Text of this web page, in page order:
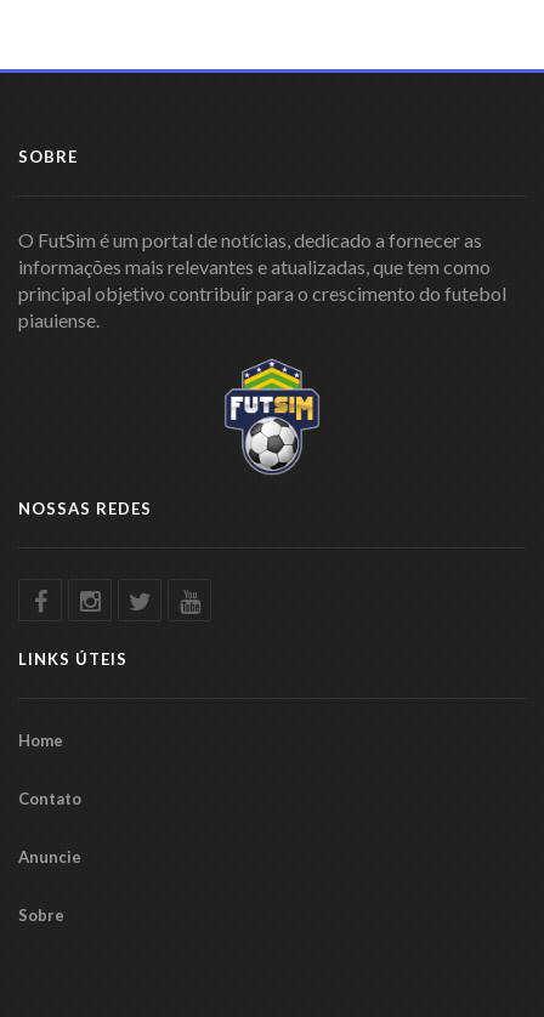
SOBRE
O FutSim é um portal de notícias, dedicado a fornecer as
informações mais relevantes e atualizadas, que tem como
principal objetivo contribuir para o crescimento do futebol
piauiense.
NOSSAS REDES
LINKS ÚTEIS
Home
Contato
Anuncie
Sobre